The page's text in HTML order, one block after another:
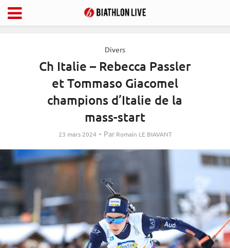
Divers
Ch Italie – Rebecca Passler
et Tommaso Giacomel
champions d’Italie de la
mass-start
23 mars 2024 Par Romain LE BIAVANT